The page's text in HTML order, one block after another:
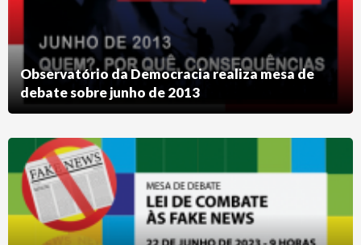
Observatório da Democracia realiza mesa de
debate sobre junho de 2013